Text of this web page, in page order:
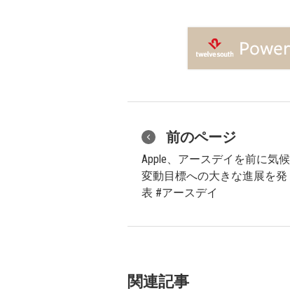
前のページ
Apple、アースデイを前に気候
変動目標への大きな進展を発
表 #アースデイ
関連記事